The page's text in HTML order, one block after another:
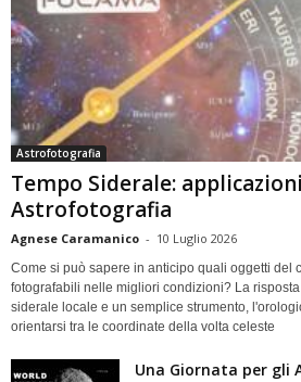
Astrofotografia
Tempo Siderale:
Astrofotografia
Agnese Caramanico - 10 Luglio 2026
Come si può sapere in anticipo quali oggetti del
fotografabili nelle migliori condizioni? La
siderale locale e un semplice strumento,
orientarsi tra le coordinate della volta celeste
Una Giornata per gli